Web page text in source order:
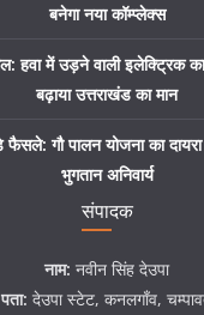
बनेगा नया कॉम्प्लेक्स
हवा में उड़ने वाली इलेक्ट्रिक
बढ़ाया उत्तराखंड का मान
गौ पालन योजना का
भुगतान अनिवार्य
संपादक
नाम: नवीन सिंह देउपा
पता: देउपा स्टेट, कनलगाँव,